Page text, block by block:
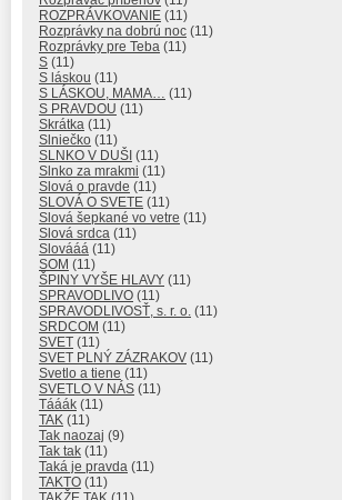
ROZPRÁVKOVANIE (11)
Rozprávky na dobrú noc (11)
Rozprávky pre Teba (11)
S (11)
S láskou (11)
S LÁSKOU, MAMA…
(11)
S PRAVDOU (11)
Skrátka (11)
Slniečko (11)
SLNKO V DUŠI (11)
Slnko za mrakmi (11)
Slová o pravde (11)
SLOVÁ O SVETE (11)
Slová šepkané vo vetre (11)
Slová srdca (11)
Slovááá (11)
SOM (11)
ŠPINY VYŠE HLAVY (11)
SPRAVODLIVO (11)
SPRAVODLIVOSŤ, s. r. o. (11)
SRDCOM (11)
SVET (11)
SVET PLNÝ ZÁZRAKOV (11)
Svetlo a tiene (11)
SVETLO V NÁS (11)
Tááák (11)
TAK (11)
Tak naozaj (9)
Tak tak (11)
Taká je pravda (11)
TAKTO (11)